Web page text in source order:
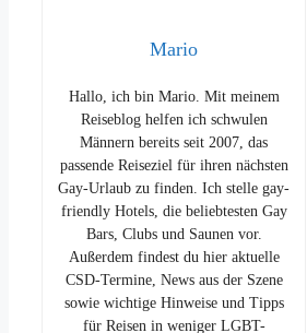
Mario
Hallo, ich bin Mario. Mit meinem
Reiseblog helfen ich schwulen
Männern bereits seit 2007, das
passende Reiseziel für ihren nächsten
Gay-Urlaub zu finden. Ich stelle gay-
friendly Hotels, die beliebtesten Gay
Bars, Clubs und Saunen vor.
Außerdem findest du hier aktuelle
CSD-Termine, News aus der Szene
sowie wichtige Hinweise und Tipps
für Reisen in weniger LGBT-